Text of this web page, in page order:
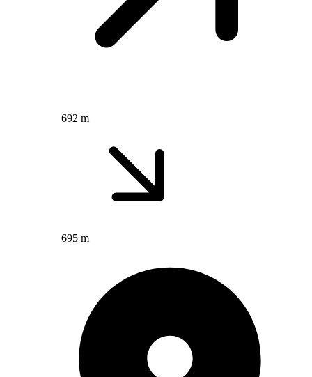
692 m
695 m